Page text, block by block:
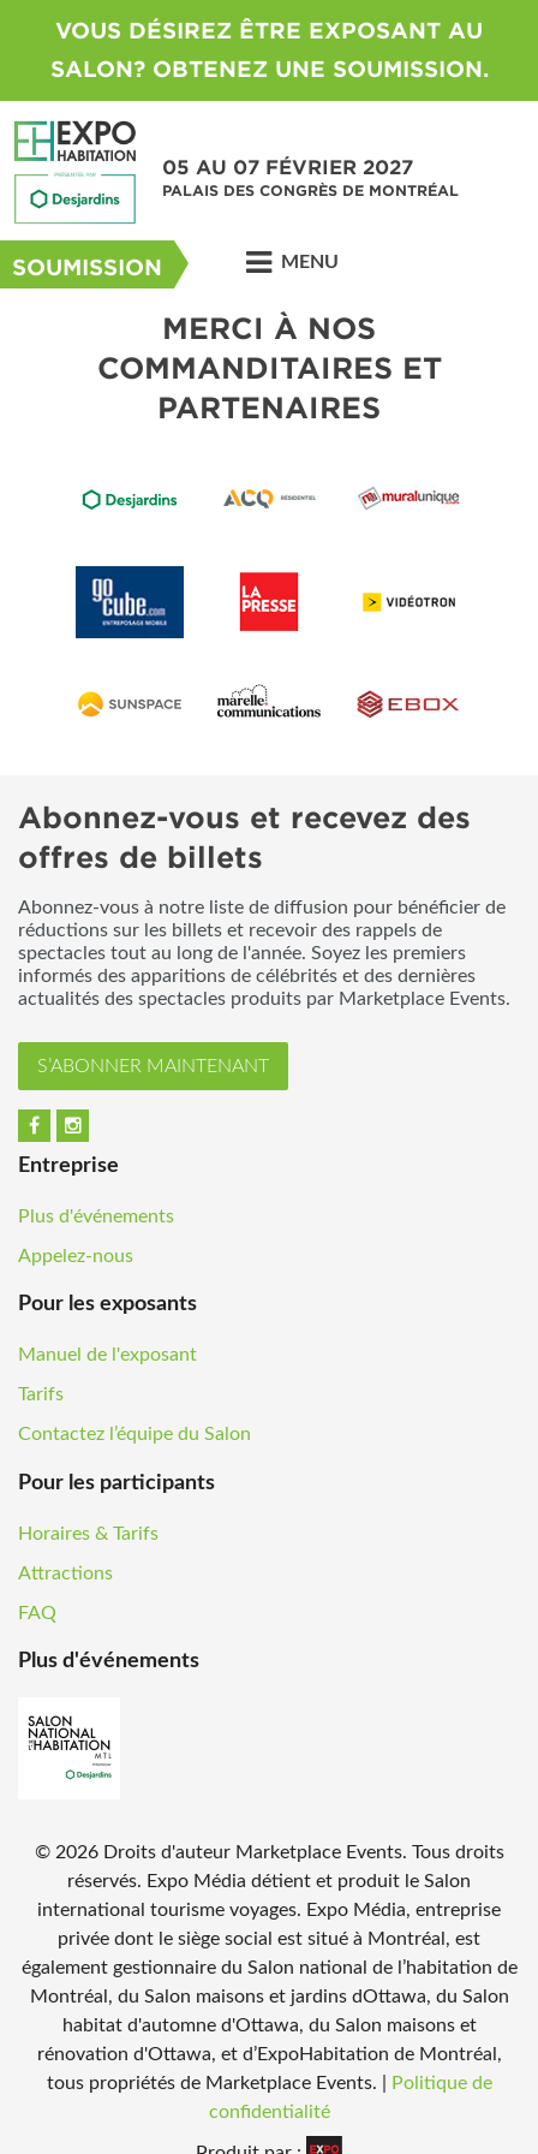
VOUS DÉSIREZ ÊTRE EXPOSANT AU
SALON? OBTENEZ UNE SOUMISSION.
05 AU 07 FÉVRIER 2027
PALAIS DES CONGRÈS DE MONTRÉAL
SOUMISSION MENU
MERCI À NOS
COMMANDITAIRES ET
PARTENAIRES
Abonnez-vous et recevez des
offres de billets
Abonnez-vous à notre liste de diffusion pour bénéficier de
réductions sur les billets et recevoir des rappels de
spectacles tout au long de l'année. Soyez les premiers
informés des apparitions de célébrités et des dernières
actualités des spectacles produits par Marketplace Events.
S’ABONNER MAINTENANT
Entreprise
Plus d'événements
Appelez-nous
Pour les exposants
Manuel de l'exposant
Tarifs
Contactez l’équipe du Salon
Pour les participants
Horaires & Tarifs
Attractions
FAQ
Plus d'événements
©2026 Droits d'auteur Marketplace Events. Tous droits
réservés. Expo Média détient et produit le Salon
international tourisme voyages. Expo Média, entreprise
privée dont le siège social est situé à Montréal, est
également gestionnaire du Salon national de l’habitation de
Montréal, du Salon maisons et jardins dOttawa, du Salon
habitat d'automne d'Ottawa, du Salon maisons et
rénovation d'Ottawa, et d’ExpoHabitation de Montréal,
tous propriétés de Marketplace Events.
Politique de
confidentialité